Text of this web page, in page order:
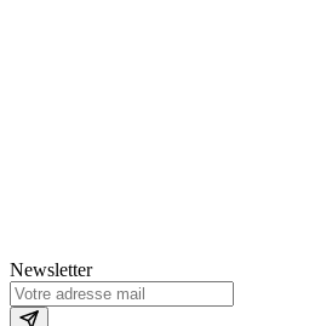
Newsletter